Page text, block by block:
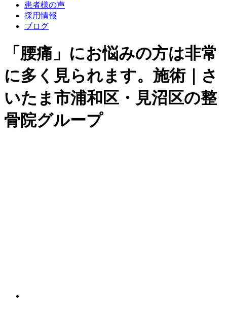
患者様の声
採用情報
ブログ
「腰痛」にお悩みの方は非常
に多く見られます。施術｜さ
いたま市浦和区・見沼区の整
骨院グループ